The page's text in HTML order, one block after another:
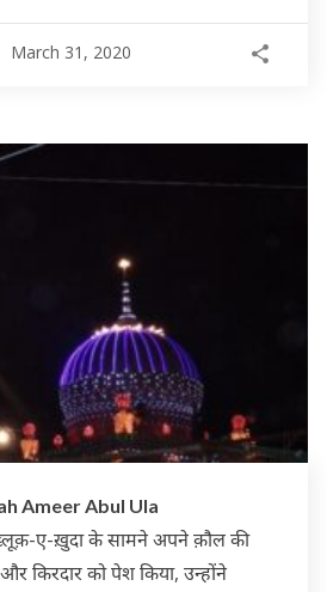
March 31, 2020
Ameer Abul Ula
ए-ख़ुदा के सामने अपने क़ौल की
किरदार को पेश किया, उन्होंने